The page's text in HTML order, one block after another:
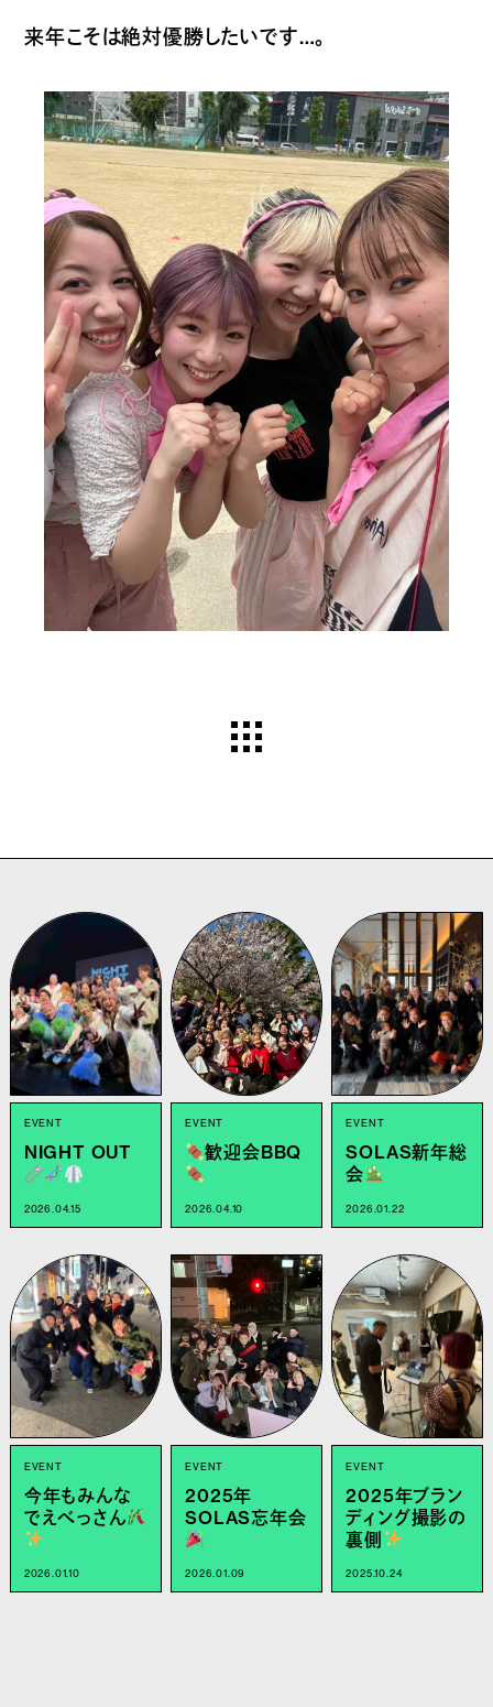
来年こそは絶対優勝したいです…。
2026.04.15
EVENT
NIGHT OUT
2026.04.10
EVENT
歓迎会BBQ
2026.01.22
EVENT
SOLAS新年総
会
2026.01.10
EVENT
今年もみんな
でえべっさん
2026.01.09
EVENT
2025年
SOLAS忘年会
2025.10.24
EVENT
2025年ブラン
ディング撮影の
裏側